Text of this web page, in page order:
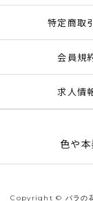
特定商取
会員規
求人情
色や
Copyright © バラの